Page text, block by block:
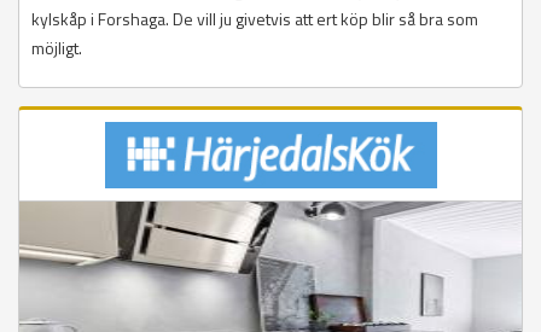
kylskåp i Forshaga. De vill ju givetvis att ert köp blir så bra som
möjligt.